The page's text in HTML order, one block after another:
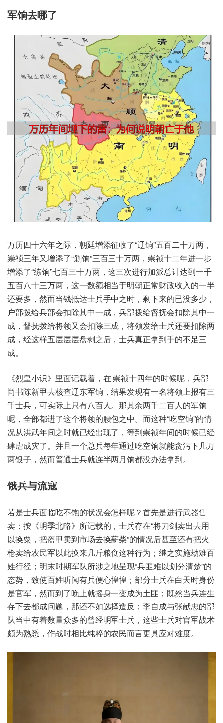
军饷去哪了
万历四十六年之际，朝廷增添征收了“辽饷”五百二十万两，
崇祯三年又增添了“剿饷”三百三十万两，崇祯十二年进一步
增添了“练饷”七百三十万两，这三次进行加派总计达到一千
五百八十三万两，这一数额相当于明朝正常财政收入的一半
还要多，然而当钱抵达士兵手中之时，剩下来的已没多少，
户部拨给兵部会扣除其中一成，兵部拨给督抚会扣除其中一
成，督抚拨给将领又会扣除三成，将领发给士兵还要扣除两
成，经这样五层层层盘剥之后，士兵真正拿到手的不足三
成。
《烈皇小识》里面记载着，在 崇祯十四年的时候呢，兵部
尚书陈新甲去核查辽东军饷，结果发现有一名将领上报有三
千士兵，可实际上只有八百人。那其余两千二百人的军饷
呢，全部都进了这个将领的腰包之中。而这种“吃空饷”的情
况从洪武年间之时就已经出现了，等到崇祯年间的时候已经
肆虐成灾了。并且一个总兵每年通过吃空饷就能贪污下几万
两银子，然而普通士兵就连半两月饷都没办法拿到。
饿兵与流寇
若是士兵面临吃不饱的状况会怎样呢？首先是进行武器售
卖；按《明季北略》所记载的，士兵存在“将刀剑卖出去用
以换粟，把盔甲卖到市场去换薪柴”的情况后甚至还有把火
枪卖给农民军以此换来几斤粮食这种行为；继之实施劫难百
姓行径；明末时期军队所涉之地呈现“兵匪难以划分清楚”的
态势，致使百姓听闻有兵便心惶惶；部分士兵在白天时身份
是官军，然而到了晚上就摇身一变成为土匪；既然当兵连生
存下去都成问题，那还不如选择造反；李自成与张献忠的部
队当中有着数量众多的曾经明军士兵，这些士兵对官军战术
颇为熟悉，作战时相比纯粹的农民而言更具应对难度。